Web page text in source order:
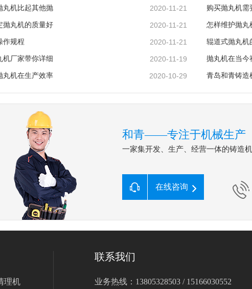
丸机比起其他抛 2020-11-21 购买抛丸机需
抛丸机的质量好 2020-11-21 怎样维护抛丸
作规程 2020-11-21 辊道式抛丸机
机厂家带你详细 2020-11-19 抛丸机在当今
丸机在生产效率 2020-10-29 青岛和青铸造
和青——专注于机械生产
一家集开发、生产、经营一体的铸造
在线咨询
理机
联系我们
业务热线：13805328503 / 15166030552